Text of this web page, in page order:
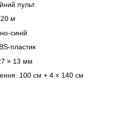
пульт
20 м
синій
пластик
× 13 мм
100 см + 4 × 140 см